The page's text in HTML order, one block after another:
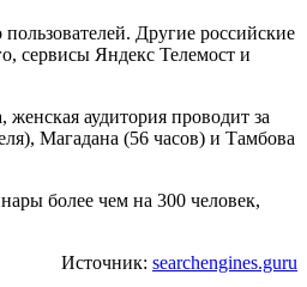
Другие российские
сервисы Яндекс Телемост и
аудитория проводит за
Магадана (56 часов) и Тамбова
более чем на 300 человек,
Источник: searchengines.guru